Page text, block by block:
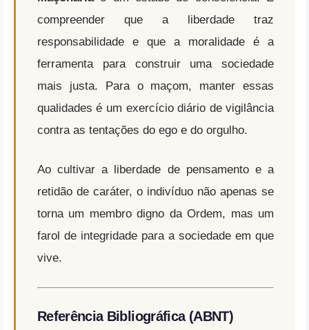
compreender que a liberdade traz
responsabilidade e que a moralidade é a
ferramenta para construir uma sociedade
mais justa. Para o maçom, manter essas
qualidades é um exercício diário de vigilância
contra as tentações do ego e do orgulho.
Ao cultivar a liberdade de pensamento e a
retidão de caráter, o indivíduo não apenas se
torna um membro digno da Ordem, mas um
farol de integridade para a sociedade em que
vive.
Referência Bibliográfica (ABNT)